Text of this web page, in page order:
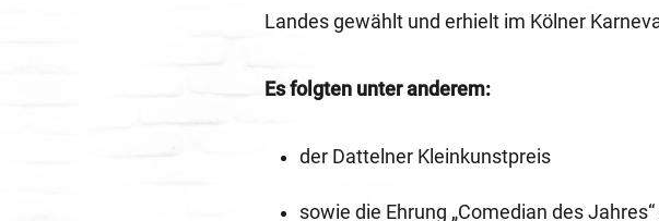
Landes gewählt und erhielt im Kölner
Es folgten unter anderem:
der Dattelner Kleinkunstpreis
sowie die Ehrung „Comedian des